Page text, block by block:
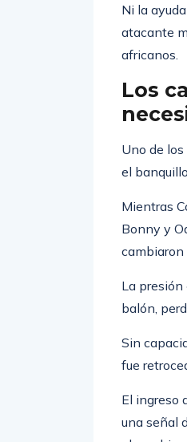
tricolor.
Ni la
atacante
africanos.
Los
Uno de los
el
Mientras
Bonny y
cambiaron
La presión
balón,
Sin
fue
El ingreso